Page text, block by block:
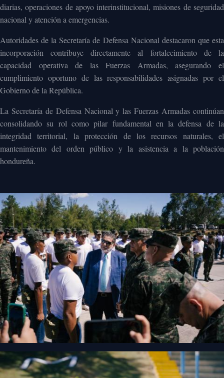
diarias, operaciones de apoyo interinstitucional, misiones de seguridad
nacional y atención a emergencias.
Autoridades de la Secretaría de Defensa Nacional destacaron que esta
incorporación contribuye directamente al fortalecimiento de la
capacidad operativa de las Fuerzas Armadas, asegurando el
cumplimiento oportuno de las responsabilidades asignadas por el
Gobierno de la República.
La Secretaría de Defensa Nacional y las Fuerzas Armadas continúan
consolidando su rol como pilar fundamental en la defensa de la
integridad territorial, la protección de los recursos naturales, el
mantenimiento del orden público y la asistencia a la población
hondureña.